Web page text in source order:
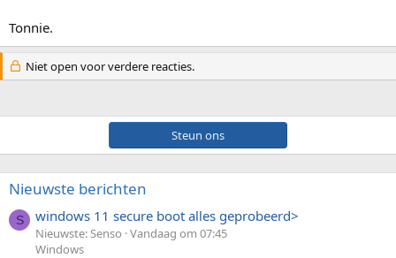
Tonnie.
Niet open voor verdere reacties.
Steun ons
Nieuwste berichten
S windows 11 secure boot alles geprobeerd>
Nieuwste: Senso Vandaag om 07:45
Windows